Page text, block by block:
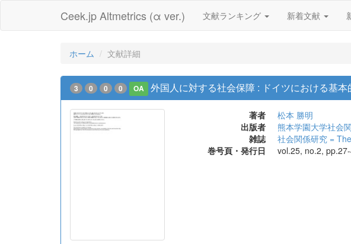
Ceek.jp Altmetrics (α ver.) 文献ランキング 新着文献
ホーム 文献詳細
3 0 0 0 OA 外国人に対する社会保障 : ドイツにおける基本
著者
松本 勝明
出版者
熊本学園大学社会
雑誌
社会関係研究 =
巻号頁・発行日
vol.25, no.2,